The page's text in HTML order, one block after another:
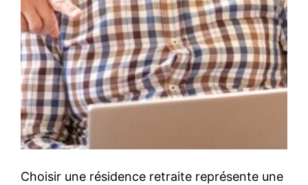
Choisir une résidence retraite représente une